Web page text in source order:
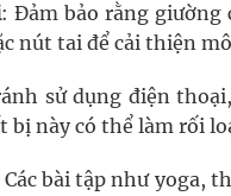
: Đảm bảo rằng giường
nút tai để cải thiện
sử dụng điện
bị này có thể làm rối
Các bài tập như yoga,